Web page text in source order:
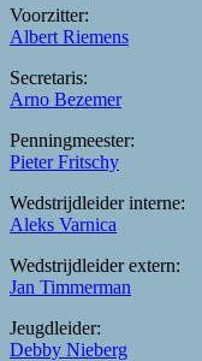
Voorzitter:
Albert Riemens
Secretaris:
Arno Bezemer
Penningmeester:
Pieter Fritschy
Wedstrijdleider interne:
Aleks Varnica
Wedstrijdleider extern:
Jan Timmerman
Jeugdleider:
Debby Nieberg